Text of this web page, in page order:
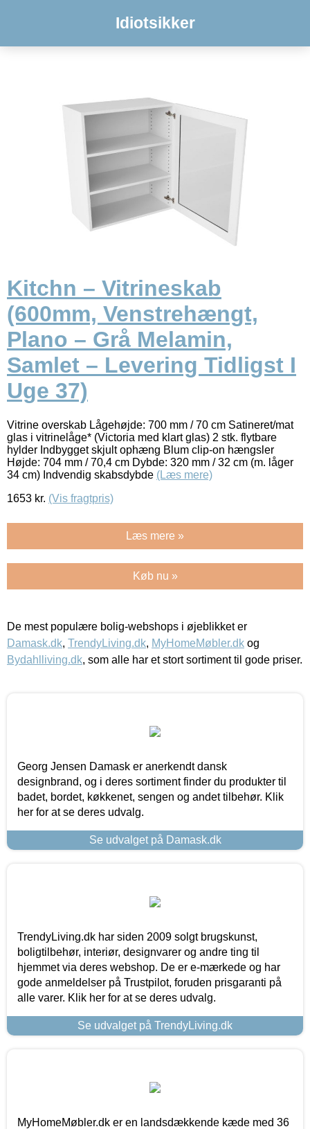
Idiotsikker
Kitchn – Vitrineskab
(600mm, Venstrehængt,
Plano – Grå Melamin,
Samlet – Levering Tidligst I
Uge 37)
Vitrine overskab Lågehøjde: 700 mm / 70 cm Satineret/mat
glas i vitrinelåge* (Victoria med klart glas) 2 stk. flytbare
hylder Indbygget skjult ophæng Blum clip-on hængsler
Højde: 704 mm / 70,4 cm Dybde: 320 mm / 32 cm (m. låger
34 cm) Indvendig skabsdybde (Læs mere)
1653 kr. (Vis fragtpris)
Læs mere »
Køb nu »
De mest populære bolig-webshops i øjeblikket er
Damask.dk, TrendyLiving.dk, MyHomeMøbler.dk og
Bydahlliving.dk, som alle har et stort sortiment til gode priser.
Georg Jensen Damask er anerkendt dansk
designbrand, og i deres sortiment finder du produkter til
badet, bordet, køkkenet, sengen og andet tilbehør. Klik
her for at se deres udvalg.
Se udvalget på Damask.dk
TrendyLiving.dk har siden 2009 solgt brugskunst,
boligtilbehør, interiør, designvarer og andre ting til
hjemmet via deres webshop. De er e-mærkede og har
gode anmeldelser på Trustpilot, foruden prisgaranti på
alle varer. Klik her for at se deres udvalg.
Se udvalget på TrendyLiving.dk
MyHomeMøbler.dk er en landsdækkende kæde med 36